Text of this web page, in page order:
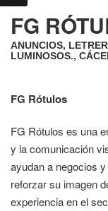
FG
ANUNCIOS,
LUMINOSOS.,
FG Rótulos
FG Rótulos es una
y la comunicación
ayudan a negocios
reforzar su imagen
experiencia en el